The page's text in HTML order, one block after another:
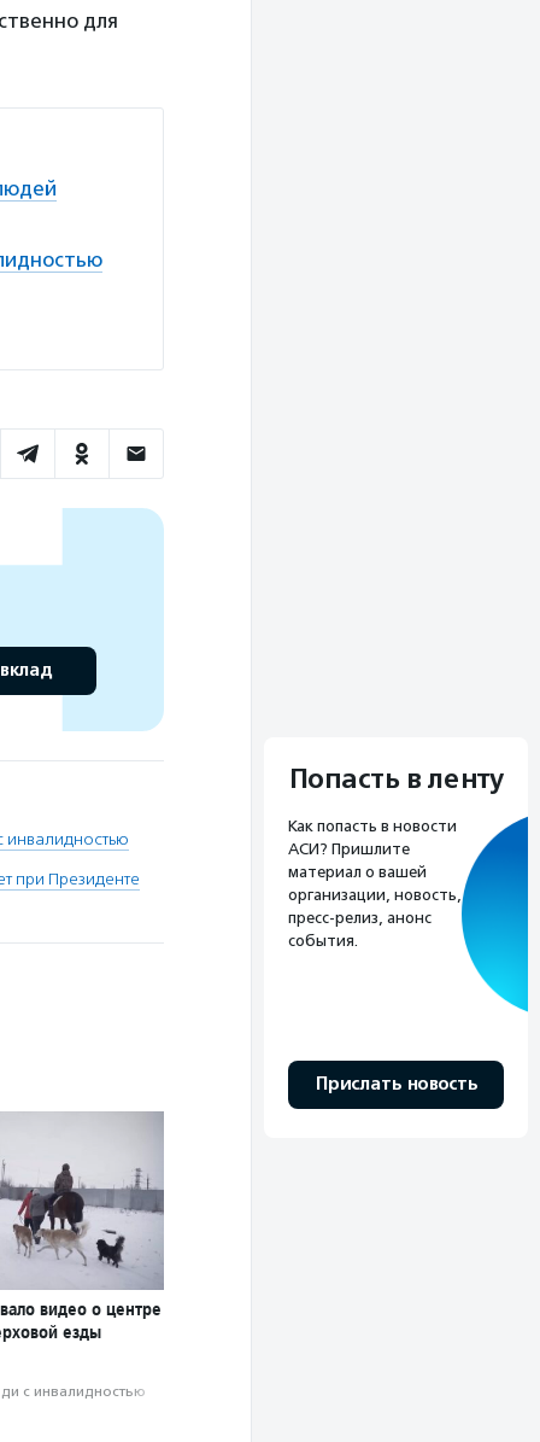
для
инвалидностью
при Президенте
видео о центре
езды
с инвалидностью
Попасть в ленту
Как попасть в новости
АСИ? Пришлите
материал о вашей
организации, новость,
пресс-релиз, анонс
события.
Прислать новость